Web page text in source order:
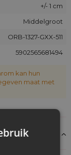
+/- 1 cm
Middelgroot
ORB-1327-GXX-511
5902565681494
kan hun
maat met
met de